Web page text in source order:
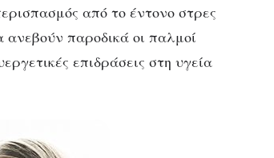
από το έντονο στρες
παροδικά οι παλμοί
επιδράσεις στη υγεία